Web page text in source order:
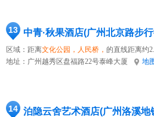
13 中青·秋果酒店(广州北京路步
区域：距离文化公园，人民桥， 的直线距离约
地址： 广州越秀区盘福路22号泰峰大厦 地
14 泊隐云舍艺术酒店(广州洛溪地